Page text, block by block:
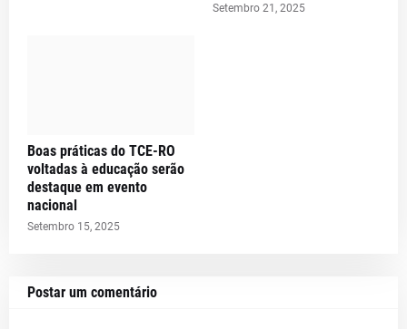
Setembro 21, 2025
Boas práticas do TCE-RO
voltadas à educação serão
destaque em evento
nacional
Setembro 15, 2025
Postar um comentário